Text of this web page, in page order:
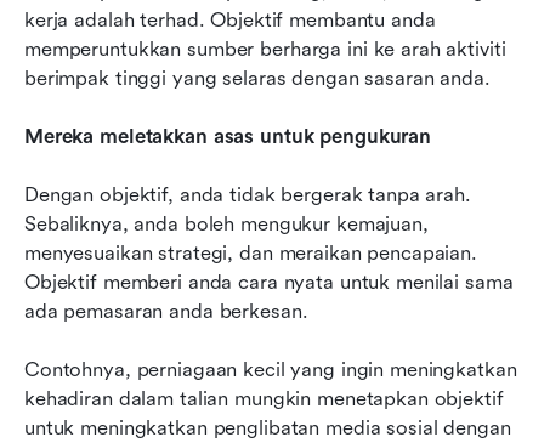
kerja adalah terhad. Objektif membantu anda
memperuntukkan sumber berharga ini ke arah aktiviti
berimpak tinggi yang selaras dengan sasaran anda.
Mereka meletakkan asas untuk pengukuran
Dengan objektif, anda tidak bergerak tanpa arah.
Sebaliknya, anda boleh mengukur kemajuan,
menyesuaikan strategi, dan meraikan pencapaian.
Objektif memberi anda cara nyata untuk menilai sama
ada pemasaran anda berkesan.
Contohnya, perniagaan kecil yang ingin meningkatkan
kehadiran dalam talian mungkin menetapkan objektif
untuk meningkatkan penglibatan media sosial dengan